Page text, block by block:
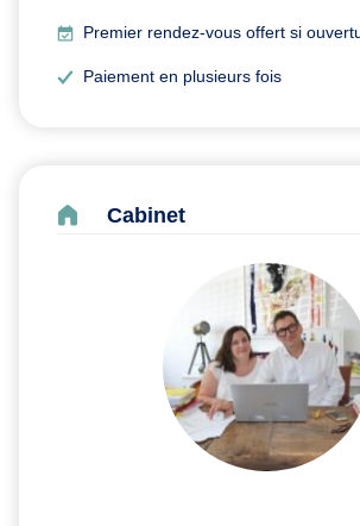
Premier rendez-vous offert si
Paiement en plusieurs fois
Cabinet